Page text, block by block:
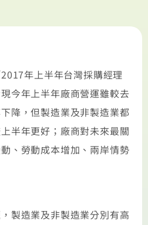
年上半年台灣採購經理
今年上半年廠商營運雖較去
降，但製造業及非製造業都
半年更好；廠商對未來最關
、勞動成本增加、兩岸情勢
造業及非製造業分別有高